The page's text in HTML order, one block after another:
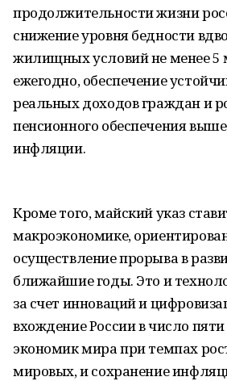
продолжительности жизни
снижение уровня бедности
жилищных условий не менее 5
ежегодно, обеспечение
реальных доходов граждан и
пенсионного обеспечения
инфляции.
Кроме того, майский указ
макроэкономике,
осуществление прорыва в
ближайшие годы. Это и
за счет инноваций и
вхождение России в число
экономик мира при темпах
мировых, и сохранение